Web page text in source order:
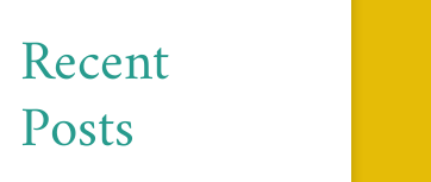
Recent
Posts